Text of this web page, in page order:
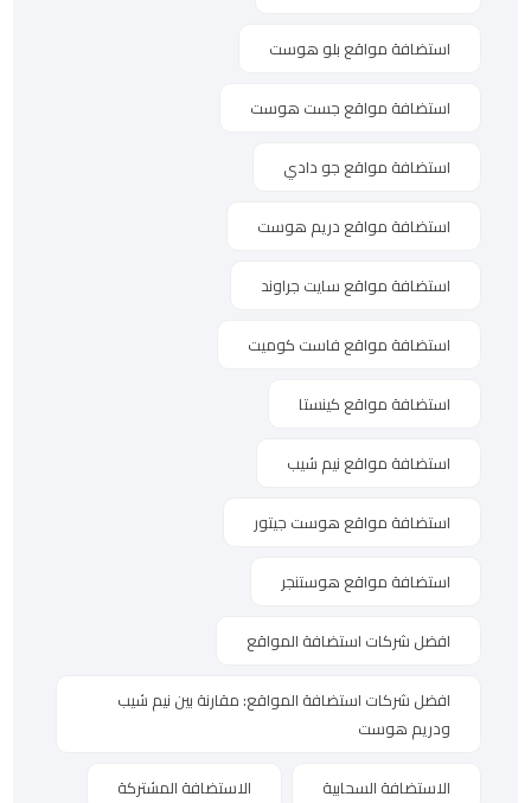
استضافة مواقع بلو هوست
استضافة مواقع جست هوست
استضافة مواقع جو دادي
استضافة مواقع دريم هوست
استضافة مواقع سايت جراوند
استضافة مواقع فاست كوميت
استضافة مواقع كينستا
استضافة مواقع نيم شيب
استضافة مواقع هوست جيتور
استضافة مواقع هوستنجر
افضل شركات استضافة المواقع
افضل شركات استضافة المواقع: مقارنة بين نيم شيب
ودريم هوست
الاستضافة السحابية الاستضافة المشتركة